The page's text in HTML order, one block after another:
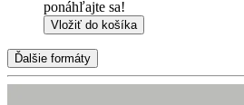
ponáhľajte sa!
Vložiť do košíka
Ďalšie formáty